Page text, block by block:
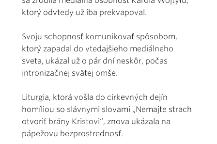
ktorý odvtedy už iba prekvapoval.
Svoju schopnosť komunikovať spôsobom,
ktorý zapadal do vtedajšieho mediálneho
sveta, ukázal už o pár dní neskôr, počas
intronizačnej svätej omše.
Liturgia, ktorá vošla do cirkevných dejín
homíliou so slávnymi slovami „Nemajte strach
otvoriť brány Kristovi“, znova ukázala na
pápežovu bezprostrednosť.